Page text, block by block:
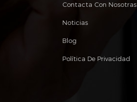
Contacta Con Nosotras
Noticias
Blog
Política De Privacidad